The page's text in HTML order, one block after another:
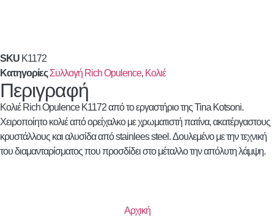
SKU K1172
Κατηγορίες Συλλογή Rich Opulence, Κολιέ
Περιγραφή
Κολιέ Rich Opulence K1172 από το εργαστήριο της Tina Kotsoni.
Χειροποίητο κολιέ από ορείχαλκο με χρωματιστή πατίνα, ακατέργαστους
κρυστάλλους και αλυσίδα από stainlees steel. Δουλεμένο με την τεχνική
του διαμανταρίσματος που προσδίδει στο μέταλλο την απόλυτη λάμψη.
Αρχική